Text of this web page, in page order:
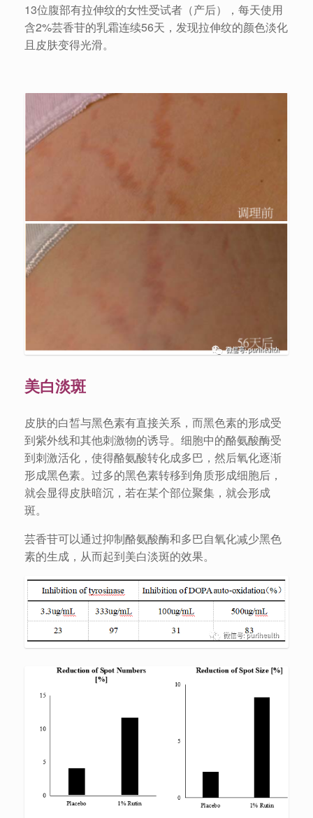
13位腹部有拉伸纹的女性受试者（产后），每天使用
含2%芸香苷的乳霜连续56天，发现拉伸纹的颜色淡化
且皮肤变得光滑。
美白淡斑
皮肤的白皙与黑色素有直接关系，而黑色素的形成受
到紫外线和其他刺激物的诱导。细胞中的酪氨酸酶受
到刺激活化，使得酪氨酸转化成多巴，然后氧化逐渐
形成黑色素。过多的黑色素转移到角质形成细胞后，
就会显得皮肤暗沉，若在某个部位聚集，就会形成
斑。
芸香苷可以通过抑制酪氨酸酶和多巴自氧化减少黑色
素的生成，从而起到美白淡斑的效果。